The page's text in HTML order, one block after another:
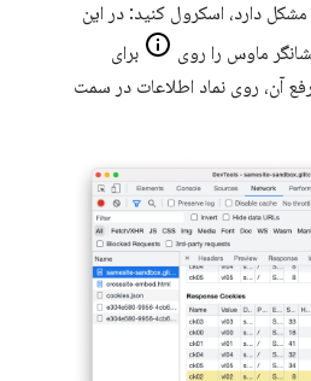
دارد، اسکرول کنید: در این
ماوس را روی
برای
آن، روی نماد اطلاعات در سمت